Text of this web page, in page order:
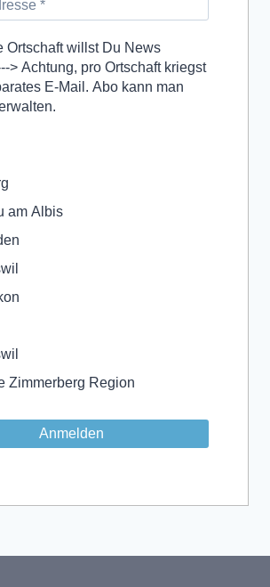
Ortschaft willst Du News
> Achtung, pro Ortschaft kriegst
E-Mail. Abo kann man
am Albis
Zimmerberg Region